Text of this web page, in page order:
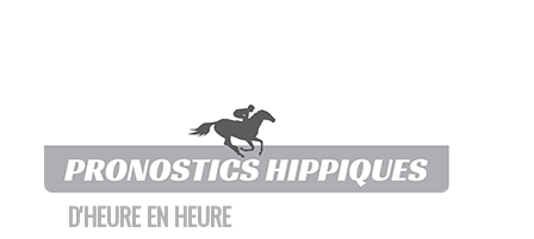
D'HEURE EN HEURE